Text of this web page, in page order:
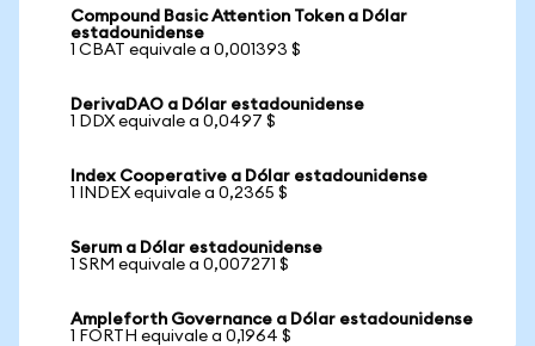
Compound Basic Attention Token a Dólar
estadounidense
1 CBAT equivale a 0,001393 $
DerivaDAO a Dólar estadounidense
1 DDX equivale a 0,0497 $
Index Cooperative a Dólar estadounidense
1 INDEX equivale a 0,2365 $
Serum a Dólar estadounidense
1 SRM equivale a 0,007271 $
Ampleforth Governance a Dólar estadounidense
1 FORTH equivale a 0,1964 $